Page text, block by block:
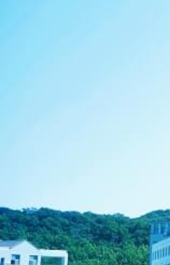
2025年12月26日（金）～2026年1月
※12月23日（火）～25日（木）の